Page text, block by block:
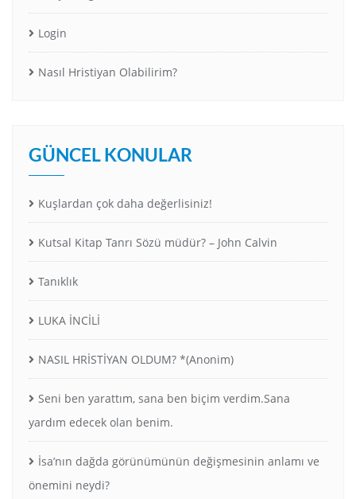
Login
Nasıl Hristiyan Olabilirim?
GÜNCEL KONULAR
Kuşlardan çok daha değerlisiniz!
Kutsal Kitap Tanrı Sözü müdür? – John Calvin
Tanıklık
LUKA İNCİLİ
NASIL HRİSTİYAN OLDUM? *(Anonim)
Seni ben yarattım, sana ben biçim verdim.Sana
yardım edecek olan benim.
İsa’nın dağda görünümünün değişmesinin anlamı ve
önemini neydi?